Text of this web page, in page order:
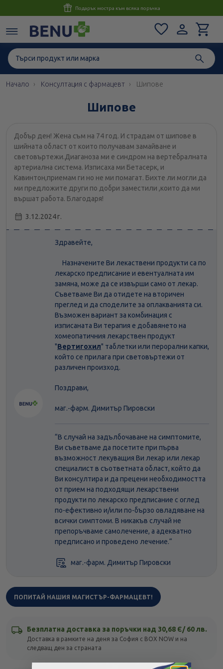
Консултация с магистър-фармацевт до 1 час
Начало Консултация с фармацевт Шипове
Шипове
Добър ден! Жена съм на 74 год. И страдам от шипове в
шийната област от които получавам замайване и
световъртежи.Диаганоза ми е синдром на вертебралната
артериална система. Изписаха ми Бетасерк, и
Кавинтон,приемам ги но не ми помагат. Бихте ли могли да
ми предложите други по добри заместили ,които да ми
вършат работа. Благодаря!
3.12.2024 г.
Здравейте,
Назначените Ви лекаствени продукти са по
лекарско предписание и евентуалната им
замяна, може да се извърши само от лекар.
Съветваме Ви да отидете на вторичен
преглед и да споделите за оплакванията си.
Възможен вариант за комбинация с
изписаната Ви терапия е добавянето на
хомеопатичния лекарствен продукт
"Вертигохил" таблетки или перорални капки,
който се прилага при световъртежи от
различен произход.
Поздрави,
маг.-фарм. Димитър Пировски
“В случай на задълбочаване на симптомите,
Ви съветваме да посетите при първа
възможност лекуващия Ви лекар или лекар
специалист в съответната област, който да
Ви консултира и да прецени необходимостта
от прием на подходящи лекарствени
продукти по лекарско предписание с оглед
по-ефективно и/или по-бързо овладяване на
всички симптоми. В никакъв случай не
препоръчваме самолечение, а адекватно
предписано и проведено лечение.“
маг.-фарм. Димитър Пировски
ПОПИТАЙ НАШИЯ МАГИСТЪР-ФАРМАЦЕВТ!
Безплатна доставка за поръчки над 30,68 Є/ 60 лв.
Доставка в рамките на деня за София с BOX NOW и на
следващ ден за страната